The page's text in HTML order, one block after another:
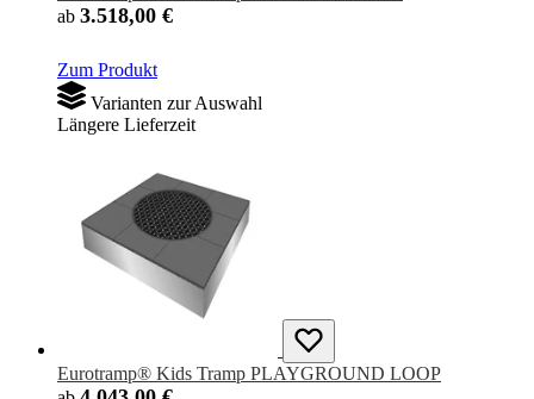
ab 3.518,00 €
Zum Produkt
Varianten zur Auswahl
Längere Lieferzeit
Eurotramp® Kids Tramp PLAYGROUND LOOP